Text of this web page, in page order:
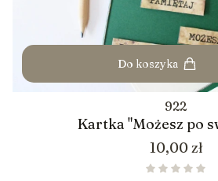
Do koszyka
922
Kartka "Możesz po
Cena
10,00 zł